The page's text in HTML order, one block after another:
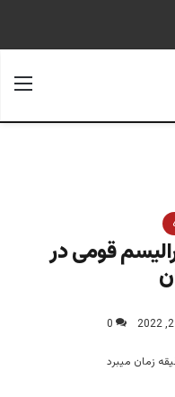
قومی در
0